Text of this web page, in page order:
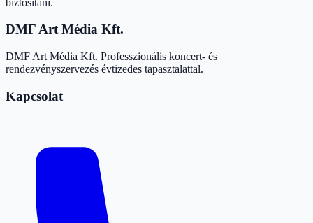
DMF Art Média Kft.
DMF Art Média Kft. Professzionális koncert- és
rendezvényszervezés évtizedes tapasztalattal.
Kapcsolat